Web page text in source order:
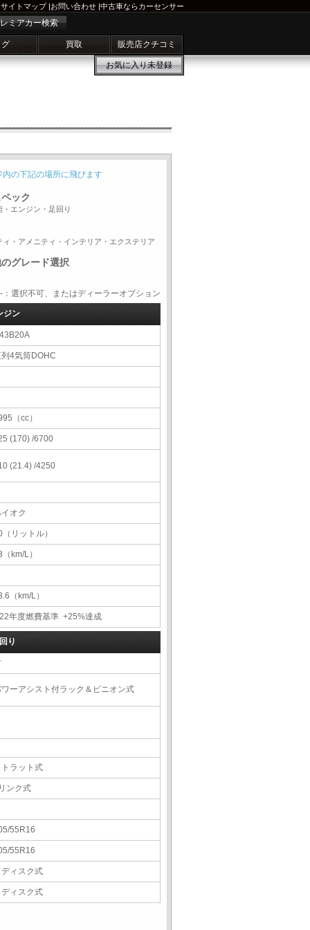
サイトマップ|お問い合わせ |中古車ならカーセンサー
ミアカー検索
買取 販売店クチコミ
お気に入り未登録
内の下記の場所に飛びます
ック
・エンジン・足回り
ィ・アメニティ・インテリア・エクステリア
グレード選択
択不可、またはディーラーオプション
ジン
4気筒DOHC
（cc）
(170) /6700
(21.4) /4250
オク
（リットル）
km/L）
（km/L）
年度燃費基準 +25%達成
り
ーアシスト付ラック＆ピニオン式
ラット式
ンク式
55R16
55R16
ィスク式
ィスク式